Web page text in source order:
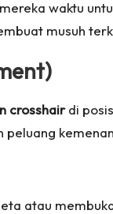
waktu
musuh
crosshairdi
peluang
atau